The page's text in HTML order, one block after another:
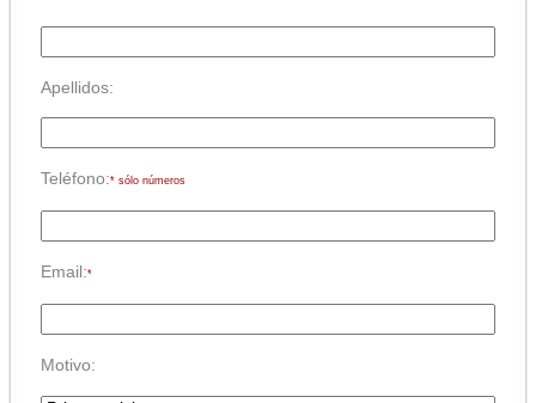
Apellidos:
Teléfono:* sólo números
Email:*
Motivo: